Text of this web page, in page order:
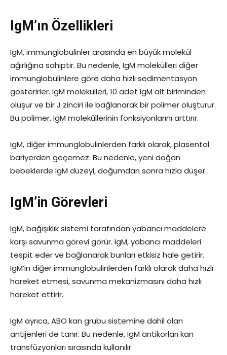
IgM’ın Özellikleri
IgM, immunglobulinler arasında en büyük molekül
ağırlığına sahiptir. Bu nedenle, IgM molekülleri diğer
immunglobulinlere göre daha hızlı sedimentasyon
gösterirler. IgM molekülleri, 10 adet IgM alt biriminden
oluşur ve bir J zinciri ile bağlanarak bir polimer oluşturur.
Bu polimer, IgM moleküllerinin fonksiyonlarını arttırır.
IgM, diğer immunglobulinlerden farklı olarak, plasental
bariyerden geçemez. Bu nedenle, yeni doğan
bebeklerde IgM düzeyi, doğumdan sonra hızla düşer.
IgM’in Görevleri
IgM, bağışıklık sistemi tarafından yabancı maddelere
karşı savunma görevi görür. IgM, yabancı maddeleri
tespit eder ve bağlanarak bunları etkisiz hale getirir.
IgM’in diğer immunglobulinlerden farklı olarak daha hızlı
hareket etmesi, savunma mekanizmasını daha hızlı
hareket ettirir.
IgM ayrıca, ABO kan grubu sistemine dahil olan
antijenleri de tanır. Bu nedenle, IgM antikorları kan
transfüzyonları sırasında kullanılır.